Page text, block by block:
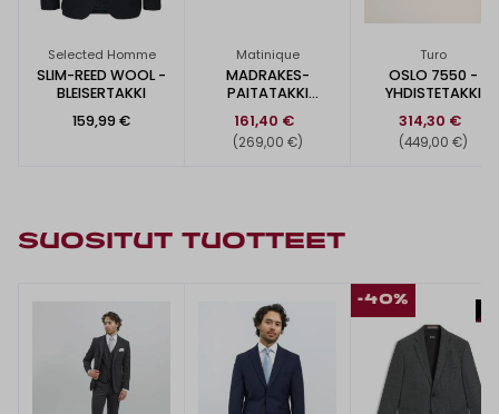
Selected Homme
SLIM-REED WOOL -
BLEISERTAKKI
159,99 €
Matinique
MADRAKES-
PAITATAKKI
161,40 €
(269,00 €)
Turo
OSLO 7550 -
YHDISTETAKKI
314,30 €
(449,00 €)
SUOSITUT TUOTTEET
-40%